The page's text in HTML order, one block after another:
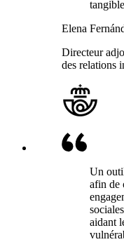
Elena
Directeur
des relations
Un
afin de
aidant